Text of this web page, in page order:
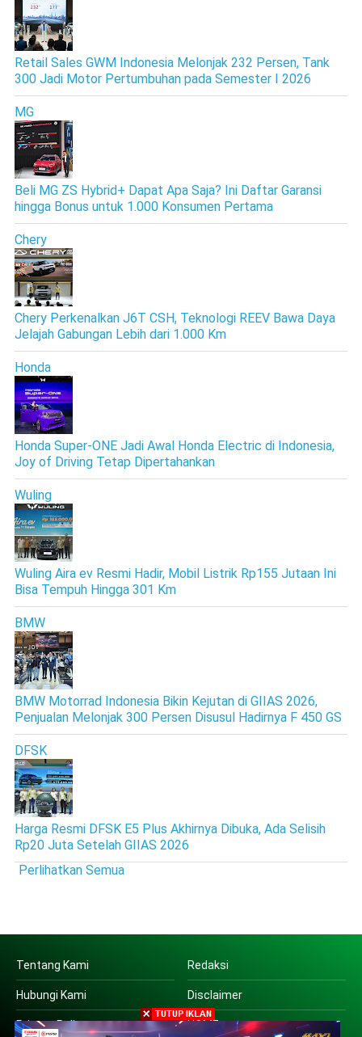
Retail Sales GWM Indonesia Melonjak 232 Persen, Tank
300 Jadi Motor Pertumbuhan pada Semester I 2026
MG
Beli MG ZS Hybrid+ Dapat Apa Saja? Ini Daftar Garansi
hingga Bonus untuk 1.000 Konsumen Pertama
Chery
Chery Perkenalkan J6T CSH, Teknologi REEV Bawa Daya
Jelajah Gabungan Lebih dari 1.000 Km
Honda
Honda Super-ONE Jadi Awal Honda Electric di Indonesia,
Joy of Driving Tetap Dipertahankan
Wuling
Wuling Aira ev Resmi Hadir, Mobil Listrik Rp155 Jutaan Ini
Bisa Tempuh Hingga 301 Km
BMW
BMW Motorrad Indonesia Bikin Kejutan di GIIAS 2026,
Penjualan Melonjak 300 Persen Disusul Hadirnya F 450 GS
DFSK
Harga Resmi DFSK E5 Plus Akhirnya Dibuka, Ada Selisih
Rp20 Juta Setelah GIIAS 2026
Perlihatkan Semua
Tentang Kami Redaksi
Hubungi Kami Disclaimer
Privacy Policy HOME